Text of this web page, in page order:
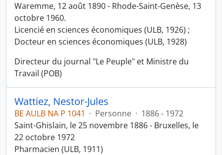
Waremme, 12 août 1890 - Rhode-Saint-Genèse, 13
octobre 1960.
Licencié en sciences économiques (ULB, 1926) ;
Docteur en sciences économiques (ULB, 1928)
Directeur du journal "Le Peuple" et Ministre du
Travail (POB)
Wattiez, Nestor-Jules
BE AULB NA P 1041 · Personne · 1886 - 1972
Saint-Ghislain, le 25 novembre 1886 - Bruxelles, le
22 octobre 1972
Pharmacien (ULB, 1911)